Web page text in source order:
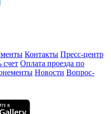
Контакты Пресс-центр
счет Оплата проезда по
Новости Вопрос-